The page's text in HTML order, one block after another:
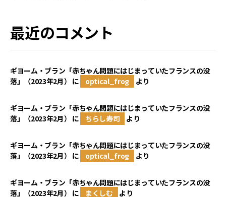
最近のコメント
ギヨーム・ブラン「赤ちゃん問題にはじまっていたフランスの没
落」（2023年2月） に optical_frog より
ギヨーム・ブラン「赤ちゃん問題にはじまっていたフランスの没
落」（2023年2月） に ちらし寿司 より
ギヨーム・ブラン「赤ちゃん問題にはじまっていたフランスの没
落」（2023年2月） に optical_frog より
ギヨーム・ブラン「赤ちゃん問題にはじまっていたフランスの没
落」（2023年2月） に まくしむ より